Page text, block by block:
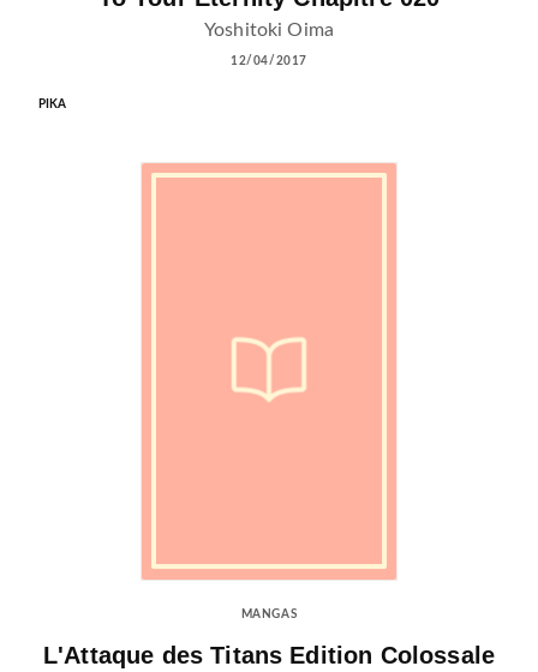
Yoshitoki Oima
12/04/2017
PIKA
MANGAS
L'Attaque des Titans Edition Colossale